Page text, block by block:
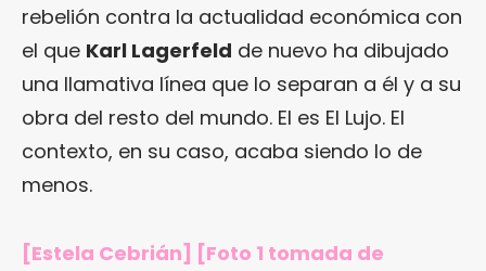
rebelión contra la actualidad económica con
el que Karl Lagerfeld de nuevo ha dibujado
una llamativa línea que lo separan a él y a su
obra del resto del mundo. El es El Lujo. El
contexto, en su caso, acaba siendo lo de
menos.
[Estela Cebrián] [Foto 1 tomada de